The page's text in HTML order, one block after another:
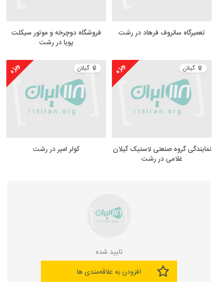
تعمیرگاه سانروف فرهاد در رشت
فروشگاه دوچرخه و موتور سیکلت
پویا در رشت
گیلان ویژه
نمایندگی گروه صنعتی لاستیک گیلان
غلامی در رشت
گیلان ویژه
کولر امیر در رشت
تایید شده
افزودن به علاقه‌مندی ها